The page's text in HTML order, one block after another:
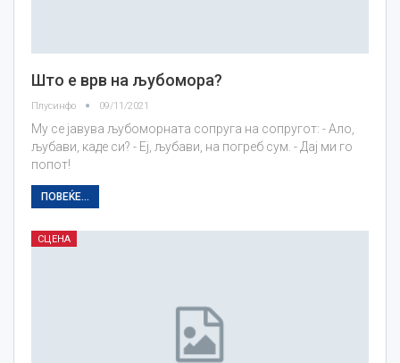
Што е врв на љубомора?
Плусинфо 09/11/2021
Му се јавува љубоморната сопруга на сопругот: - Ало,
љубави, каде си? - Еј, љубави, на погреб сум. - Дај ми го
попот!
ПОВЕЌЕ...
СЦЕНА